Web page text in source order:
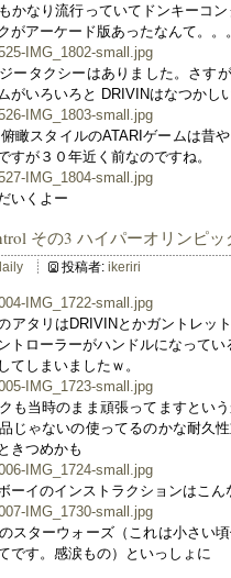
かなり流行っていてドンキーコ
がアーケード版あったなんて。。
ータクシーはありました。さす
がいろいろと DRIVINはなつかし
瞰スタイルのATARIゲームは昔
すが３０年近く前なのですね。
いくよー
その3 ハイパーオリンピ
投稿者: ikeriri
アタリはDRIVINとかガントレッ
トローラーがハンドルになって
てしまいましたｗ。
も当時のまま頑張ってますとい
じゃないの使ってるのかな耐久
きつめかも
ーイのインストラクションはこん
スターウォーズ（これは小さい
です。感涙もの）といっしょに